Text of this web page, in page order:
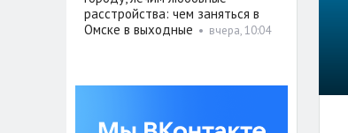
расстройства: чем заняться в
Омске в выходные • вчера, 10:04